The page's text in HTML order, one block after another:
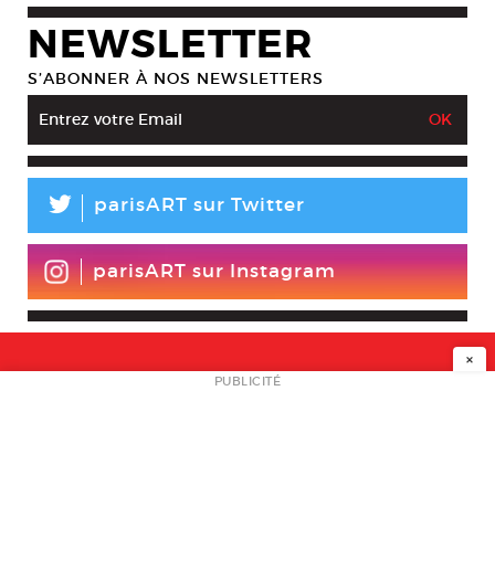
NEWSLETTER
S’ABONNER À NOS NEWSLETTERS
L parisART sur Twitter
parisART sur Instagram
NEWSLETTER
×
PUBLICITÉ